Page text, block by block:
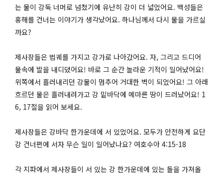
는 물이 강둑 너머로 넘쳤기에 유난히 강이 더 넓었어요. 백성들은
홍해를 건너는 이야기가 생각났어요. 하나님께서 다시 물을 가르실
까요?
제사장들은 법궤를 가지고 강가로 나아갔어요. 자, 그리고 드디어
물속에 발을 내디뎠어요! 바로 그 순간 놀라운 기적이 일어났어요!
위쪽에서 흘러내리던 강물이 멈추어 거대한 벽이 되었어요! 그 아래
흐르던 물은 흘러내려가고 강 밑바닥에 메마른 땅이 드러났어요! 1
6, 17절을 읽어 보세요.
제사장들은 강바닥 한가운데에 서 있었어요. 모두가 안전하게 요단
강 건너편에 서자 무슨 일이 일어났나요? 여호수아 4:15-18
각 지파에서 제사장들이 서 있는 강 한가운데에 있는 돌을 가져올